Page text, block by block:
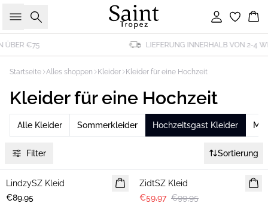
Suche Einloggen
LIEFERUNG INNERHALB VON 2-4 WERKTAGEN
Startseite Alles shoppen Kleider Kleider für eine Hochzeit
Kleider für eine Hochzeit
Alle Kleider Sommerkleider Hochzeitsgast Kleider
Filter Sortierung
NEUHEIT
LindzySZ Kleid
€89,95
ZidtSZ Kleid
€59,97 €99,95